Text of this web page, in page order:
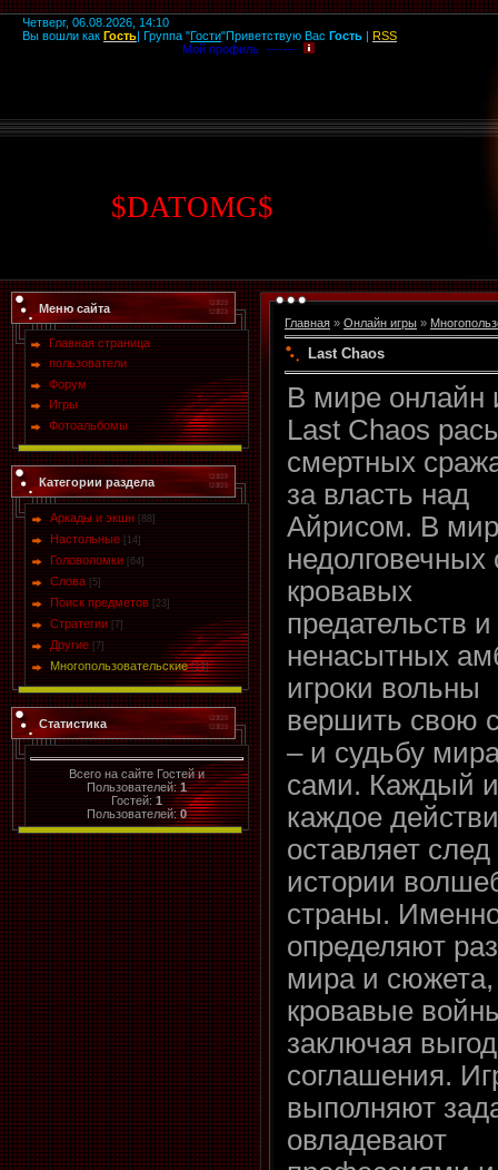
Четверг, 06.08.2026, 14:10
Вы вошли как Гость| Группа "Гости"Приветствую Вас Гость | RSS
Мой профиль -------
$DATOMG$
Меню сайта
Главная страница
пользователи
Форум
Игры
Фотоальбомы
Категории раздела
Аркады и экшн [88]
Настольные [14]
Головоломки [64]
Слова [5]
Поиск предметов [23]
Стратегии [7]
Другие [7]
Многопользовательские [13]
Статистика
Всего на сайте Гостей и
Пользователей:1
Гостей:1
Пользователей:0
Главная » Онлайн игры »
Last Chaos
В мире онлайн
Last Chaos
смертных
за власть над
Айрисом. В
недолговечных
кровавых
предательств и
ненасытных
игроки вольны
вершить свою
– и судьбу
сами. Каждый
каждое
оставляет след
истории
страны.
определяют
мира и сюжета,
кровавые
заключая
соглашения.
выполняют
овладевают